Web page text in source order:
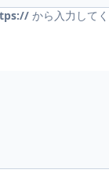
から入力して